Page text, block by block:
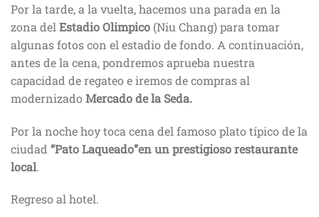
Por la tarde, a la vuelta, hacemos una parada en la
zona del Estadio Olimpico (Niu Chang) para tomar
algunas fotos con el estadio de fondo. A continuación,
antes de la cena, pondremos aprueba nuestra
capacidad de regateo e iremos de compras al
modernizado Mercado de la Seda.
Por la noche hoy toca cena del famoso plato típico de la
ciudad “Pato Laqueado”en un prestigioso restaurante
local.
Regreso al hotel.